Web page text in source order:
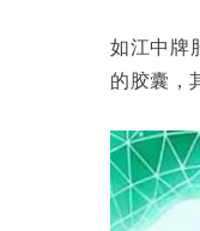
如江中牌
的胶囊，